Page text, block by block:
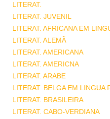
LITERAT.
LITERAT. JUVENIL
LITERAT. AFRICANA EM
LITERAT. ALEMÃ
LITERAT. AMERICANA
LITERAT. AMERICNA
LITERAT. ARABE
LITERAT. BELGA EM LINGUA
LITERAT. BRASILEIRA
LITERAT. CABO-VERDIANA